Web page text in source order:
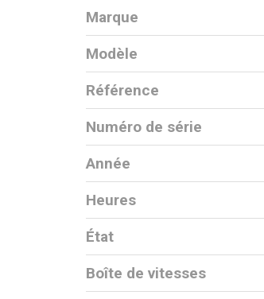
Marque
Modèle
Référence
Numéro de série
Année
Heures
État
Boîte de vitesses